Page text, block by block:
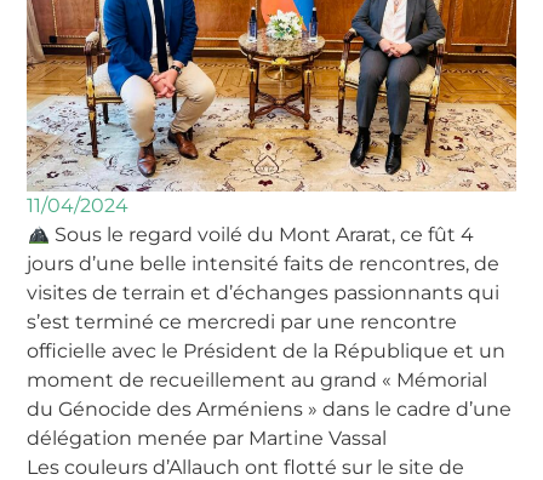
11/04/2024
Sous le regard voilé du Mont Ararat, ce fût 4
jours d’une belle intensité faits de rencontres, de
visites de terrain et d’échanges passionnants qui
s’est terminé ce mercredi par une rencontre
officielle avec le Président de la République et un
moment de recueillement au grand « Mémorial
du Génocide des Arméniens » dans le cadre d’une
délégation menée par Martine Vassal
Les couleurs d’Allauch ont flotté sur le site de